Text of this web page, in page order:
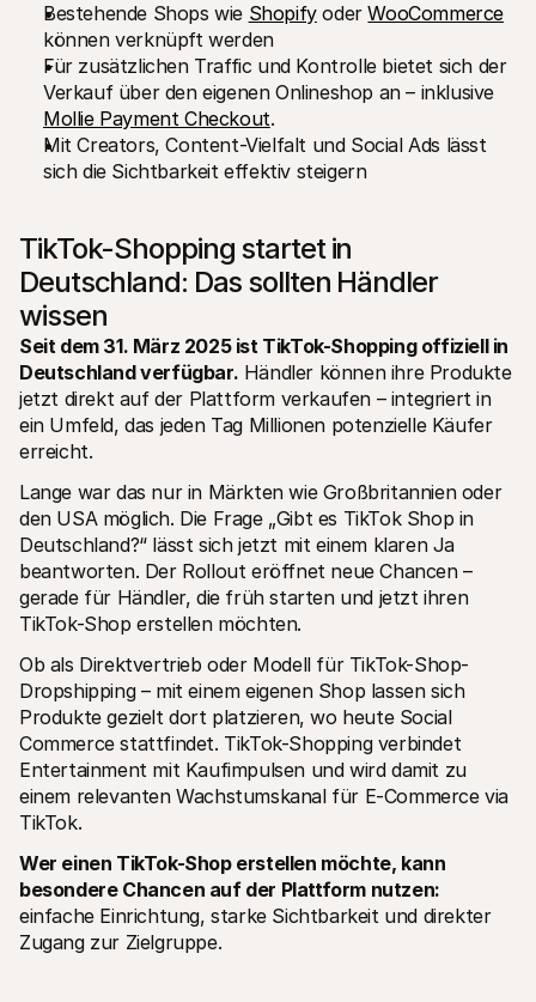
Bestehende Shops wie Shopify oder WooCommerce
können verknüpft werden
Für zusätzlichen Traffic und Kontrolle bietet sich der
Mollie Payment Checkout.
Mit Creators, Content-Vielfalt und Social Ads lässt
sich die Sichtbarkeit effektiv steigern
TikTok-Shopping startet in
Deutschland: Das sollten Händler
wissen
Seit dem 31. März 2025 ist TikTok-Shopping offiziell in
Deutschland verfügbar. Händler können ihre Produkte
jetzt direkt auf der Plattform verkaufen – integriert in
ein Umfeld, das jeden Tag Millionen potenzielle Käufer
erreicht.
Lange war das nur in Märkten wie Großbritannien oder
den USA möglich. Die Frage „Gibt es TikTok Shop in
Deutschland?“ lässt sich jetzt mit einem klaren Ja
beantworten. Der Rollout eröffnet neue Chancen –
gerade für Händler, die früh starten und jetzt ihren
TikTok-Shop erstellen möchten.
Ob als Direktvertrieb oder Modell für TikTok-Shop-
Dropshipping – mit einem eigenen Shop lassen sich
Produkte gezielt dort platzieren, wo heute Social
Commerce stattfindet. TikTok-Shopping verbindet
Entertainment mit Kaufimpulsen und wird damit zu
einem relevanten Wachstumskanal für E-Commerce via
TikTok.
Wer einen TikTok-Shop erstellen möchte, kann
besondere Chancen auf der Plattform nutzen:
einfache Einrichtung, starke Sichtbarkeit und direkter
Zugang zur Zielgruppe.